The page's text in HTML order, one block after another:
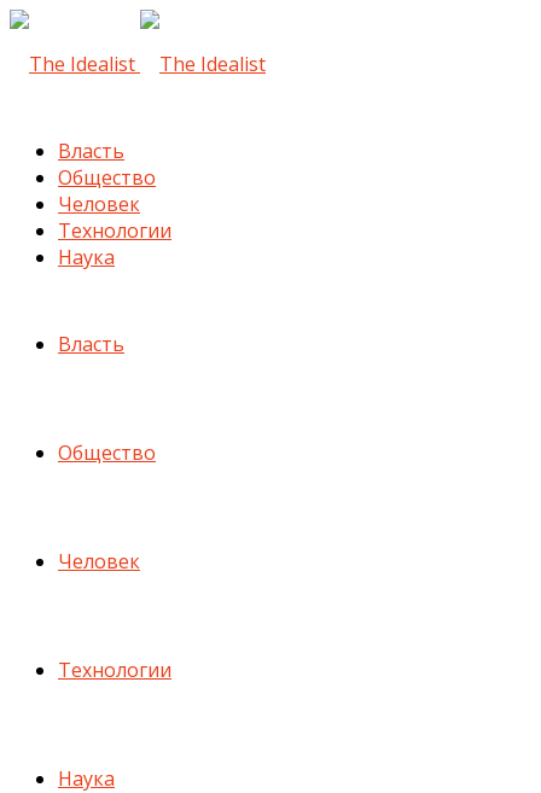
Власть
Общество
Человек
Технологии
Наука
Власть
Общество
Человек
Технологии
Наука